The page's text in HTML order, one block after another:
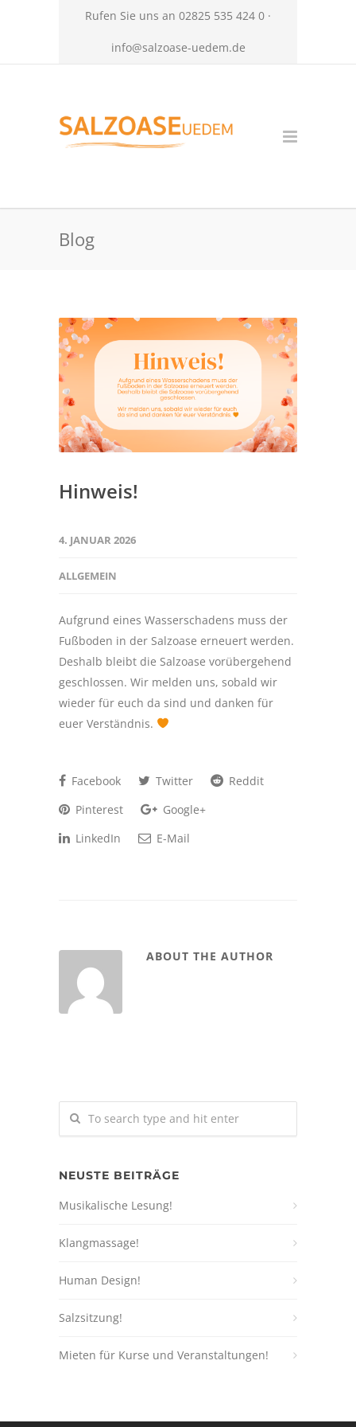
Rufen Sie uns an 02825 535 424 0 ·
info@salzoase-uedem.de
Blog
Hinweis!
4. JANUAR 2026
ALLGEMEIN
Aufgrund eines Wasserschadens muss der
Fußboden in der Salzoase erneuert werden.
Deshalb bleibt die Salzoase vorübergehend
geschlossen. Wir melden uns, sobald wir
wieder für euch da sind und danken für
euer Verständnis.
Facebook Twitter
Reddit
Pinterest
Google+
LinkedIn
E-Mail
ABOUT THE AUTHOR
NEUSTE BEITRÄGE
Musikalische Lesung!
Klangmassage!
Human Design!
Salzsitzung!
Mieten für Kurse und Veranstaltungen!